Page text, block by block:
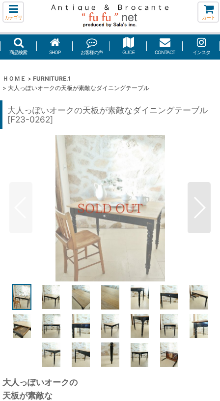
カテゴリ カート
商品検索 SHOP お客様の声 GUIDE CONTACT インスタ
ＨＯＭＥ > FURNITURE.1
> 大人っぽいオークの天板が素敵なダイニングテーブル
大人っぽいオークの天板が素敵なダイニングテーブル
[F23-0262]
大人っぽいオークの
天板が素敵な